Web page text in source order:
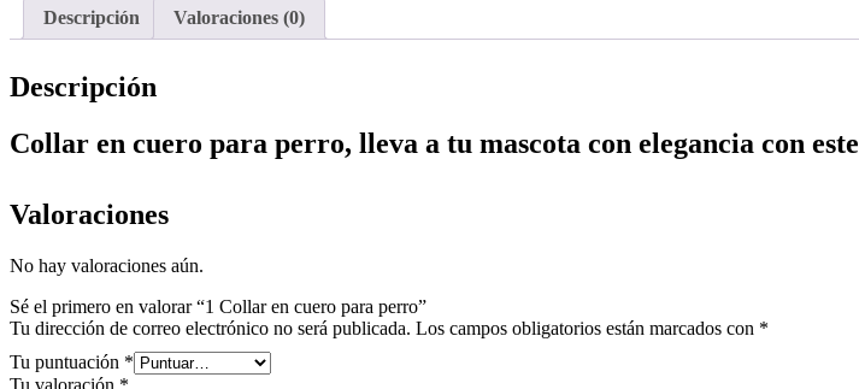
Descripción Valoraciones (0)
Descripción
Collar en cuero para perro, lleva a tu mascota con elegancia con este
Valoraciones
No hay valoraciones aún.
Sé el primero en valorar “1 Collar en cuero para perro”
Tu dirección de correo electrónico no será publicada. Los campos obligatorios están marcados con *
Tu puntuación *
Tu valoración *